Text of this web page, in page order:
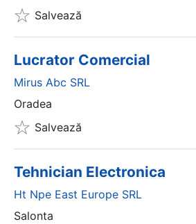
Salvează
Lucrator Comercial
Mirus Abc SRL
Oradea
Salvează
Tehnician Electronica
Ht Npe East Europe SRL
Salonta